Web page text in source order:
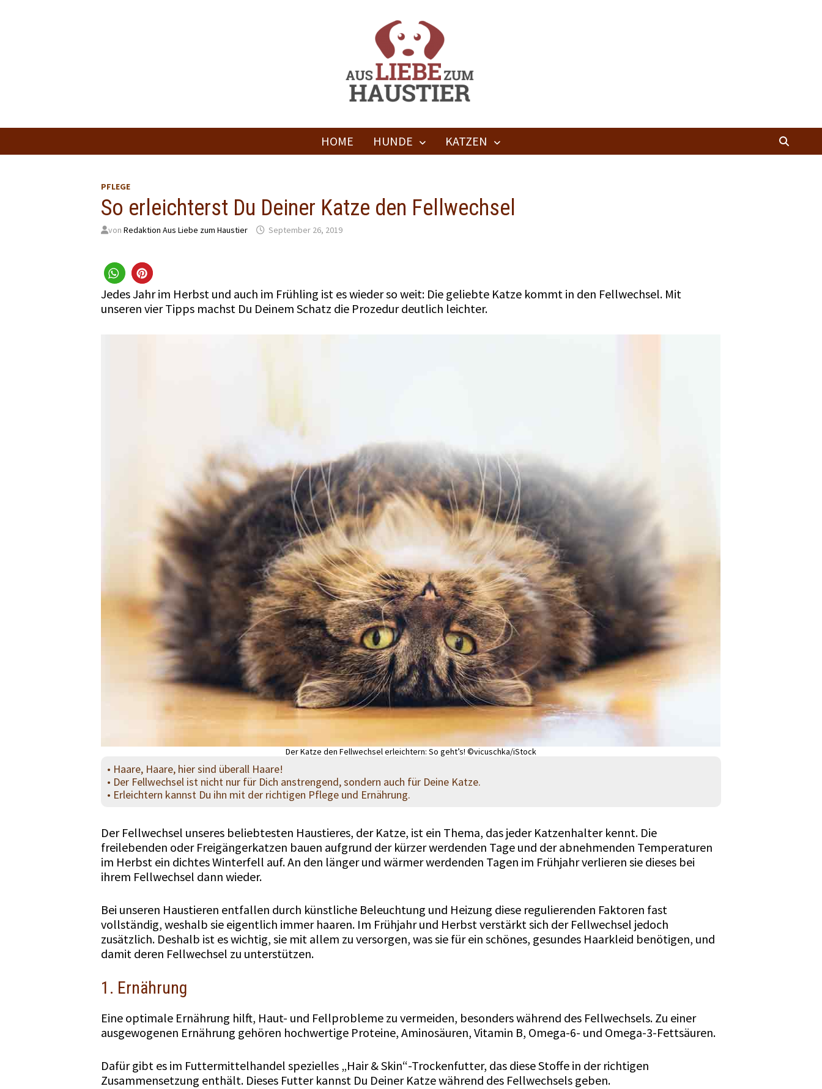
HOME HUNDE KATZEN
PFLEGE
So erleichterst Du Deiner Katze den Fellwechsel
vonRedaktion Aus Liebe zum Haustier September 26, 2019
Jedes Jahr im Herbst und auch im Frühling ist es wieder so weit: Die geliebte Katze kommt in den Fellwechsel. Mit
unseren vier Tipps machst Du Deinem Schatz die Prozedur deutlich leichter.
Der Katze den Fellwechsel erleichtern: So geht’s! ©vicuschka/iStock
• Haare, Haare, hier sind überall Haare!
• Der Fellwechsel ist nicht nur für Dich anstrengend, sondern auch für Deine Katze.
• Erleichtern kannst Du ihn mit der richtigen Pflege und Ernährung.
Der Fellwechsel unseres beliebtesten Haustieres, der Katze, ist ein Thema, das jeder Katzenhalter kennt. Die
freilebenden oder Freigängerkatzen bauen aufgrund der kürzer werdenden Tage und der abnehmenden Temperaturen
im Herbst ein dichtes Winterfell auf. An den länger und wärmer werdenden Tagen im Frühjahr verlieren sie dieses bei
ihrem Fellwechsel dann wieder.
Bei unseren Haustieren entfallen durch künstliche Beleuchtung und Heizung diese regulierenden Faktoren fast
vollständig, weshalb sie eigentlich immer haaren. Im Frühjahr und Herbst verstärkt sich der Fellwechsel jedoch
zusätzlich. Deshalb ist es wichtig, sie mit allem zu versorgen, was sie für ein schönes, gesundes Haarkleid benötigen, und
damit deren Fellwechsel zu unterstützen.
1. Ernährung
Eine optimale Ernährung hilft, Haut- und Fellprobleme zu vermeiden, besonders während des Fellwechsels. Zu einer
ausgewogenen Ernährung gehören hochwertige Proteine, Aminosäuren, Vitamin B, Omega-6- und Omega-3-Fettsäuren.
Dafür gibt es im Futtermittelhandel spezielles „Hair & Skin“-Trockenfutter, das diese Stoffe in der richtigen
Zusammensetzung enthält. Dieses Futter kannst Du Deiner Katze während des Fellwechsels geben.